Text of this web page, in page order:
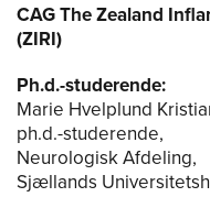
CAG The Zealand
(ZIRI)
Ph.d.-studerende:
Marie Hvelplund
ph.d.-studerende,
Neurologisk Afdeling,
Sjællands